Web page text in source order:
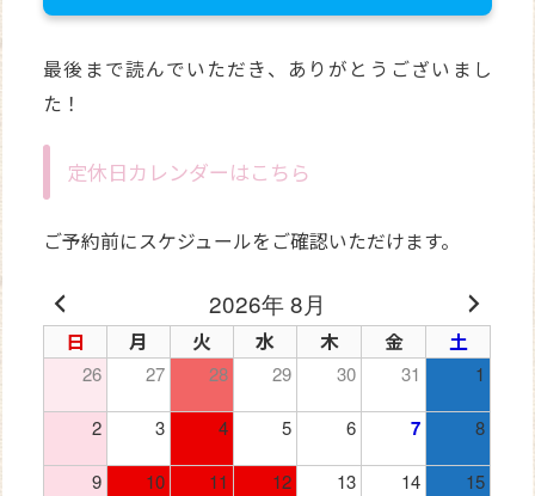
最後まで読んでいただき、ありがとうございまし
た！
定休日カレンダーはこちら
ご予約前にスケジュールをご確認いただけます。
2026年 8月
日 月 火 水 木 金 土
26 27 28 29 30 31 1
2 3 4 5 6 7 8
9 10 11 12 13 14 15